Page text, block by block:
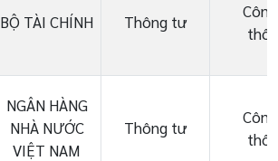
BỘ TÀI CHÍNH Thông tư
NGÂN HÀNG
NHÀ NƯỚC
VIỆT NAM
Thông tư